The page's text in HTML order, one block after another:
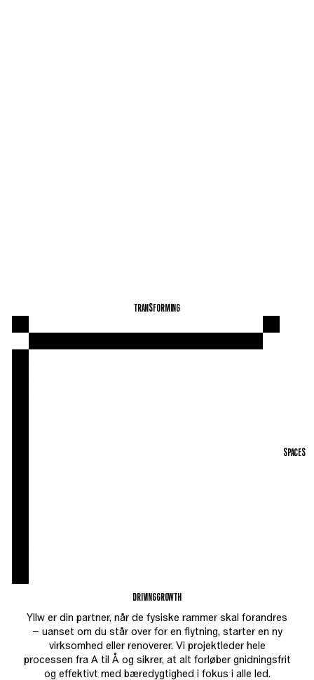
TRANSFORMERENDE
TRANSFORMING
SPACES
DRIVINGGROWTH
Yllw er din partner, når de fysiske rammer skal forandres
– uanset om du står over for en flytning, starter en ny
virksomhed eller renoverer. Vi projektleder hele
processen fra A til Å og sikrer, at alt forløber gnidningsfrit
og effektivt med bæredygtighed i fokus i alle led.